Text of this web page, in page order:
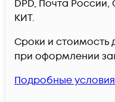
DPD, Почта
КИТ.
Сроки и стоимость
при оформлении
Подробные